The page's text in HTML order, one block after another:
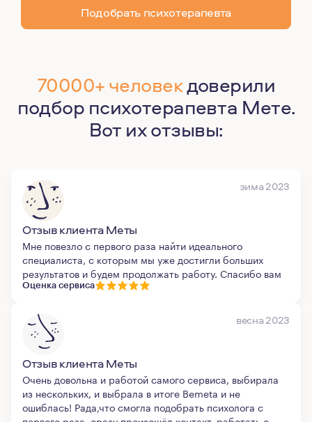
Подобрать психотерапевта
70000+ человекдоверили
подбор психотерапевта Мете.
Вот их отзывы:
зима 2023
Отзыв клиента Меты
Мне повезло с первого раза найти идеального
специалиста, с которым мы уже достигли больших
результатов и будем продолжать работу. Спасибо вам
Оценка сервиса
весна 2023
Отзыв клиента Меты
Очень довольна и работой самого сервиса, выбирала
из нескольких, и выбрала в итоге Bemeta и не
ошиблась! Рада,что смогла подобрать психолога с